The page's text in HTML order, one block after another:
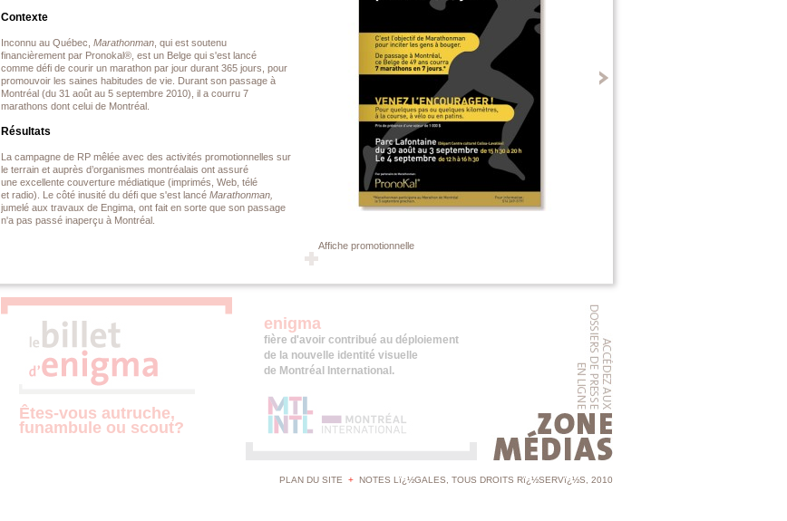
Contexte
Inconnu au Québec, Marathonman , qui est soutenu
financièrement par Pronokal®, est un Belge qui s'est lancé
comme défi de courir un marathon par jour durant 365 jours, pour
promouvoir les saines habitudes de vie. Durant son passage à
Montréal (du 31 août au 5 septembre 2010), il a courru 7
marathons dont celui de Montréal.
Résultats
La campagne de RP mêlée avec des activités promotionnelles sur
le terrain et auprès d’organismes montréalais ont assuré
une excellente couverture médiatique (imprimés, Web, télé
et radio). Le côté inusité du défi que s'est lancé Marathonman,
jumelé aux travaux de Engima, ont fait en sorte que son passage
n'a pas passé inaperçu à Montréal.
Affiche promotionnelle
Êtes-vous autruche,
funambule ou scout?
enigma
fière d'avoir contribué au déploiement
de la nouvelle identité visuelle
de Montréal International.
PLAN DU SITE + NOTES Lï¿½GALES , TOUS DROITS Rï¿½SERVï¿½S, 2010